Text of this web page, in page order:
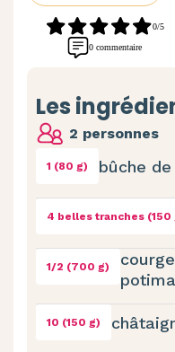
0/5
0 commentaire
Les
2 personnes
1 (80 g) bûche
4 belles tranches (150
1/2 (700 g)
10 (150 g)